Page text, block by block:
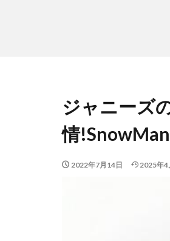
ジャニーズ
情
2022年7月14日 2025年4